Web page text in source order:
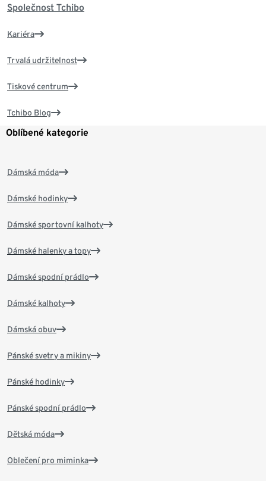
Společnost Tchibo
Kariéra
Trvalá udržitelnost
Tiskové centrum
Tchibo Blog
Oblíbené kategorie
Dámská móda
Dámské hodinky
Dámské sportovní kalhoty
Dámské halenky a topy
Dámské spodní prádlo
Dámské kalhoty
Dámská obuv
Pánské svetry a mikiny
Pánské hodinky
Pánské spodní prádlo
Dětská móda
Oblečení pro miminka